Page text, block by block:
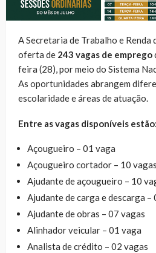
A Secretaria de Trabalho e Renda
oferta de 243 vagas de emprego
feira (28), por meio do Sistema
As oportunidades abrangem
escolaridade e áreas de atuação.
Entre as vagas disponíveis estão:
Açougueiro – 01 vaga
Açougueiro cortador – 10 vagas
Ajudante de açougueiro – 10
Ajudante de carga e descarga –
Ajudante de obras – 07 vagas
Alinhador veicular – 01 vaga
Analista de crédito – 02 vagas